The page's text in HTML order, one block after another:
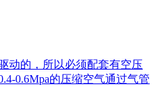
动的，所以必须配套有空压
0.6Mpa的压缩空气通过气管